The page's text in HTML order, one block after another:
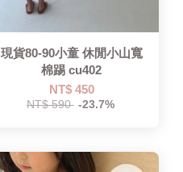
現貨80-90小童 休閒小山寬
棉踢 cu402
NT$ 450
NT$ 590 -23.7%